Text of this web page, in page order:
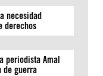
necesidad
derechos
periodista Amal
de guerra